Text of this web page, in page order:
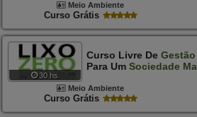
Meio Ambiente
Curso Grátis
30 hs
Curso Livre De Gestão
Para Um Sociedade
Meio Ambiente
Curso Grátis